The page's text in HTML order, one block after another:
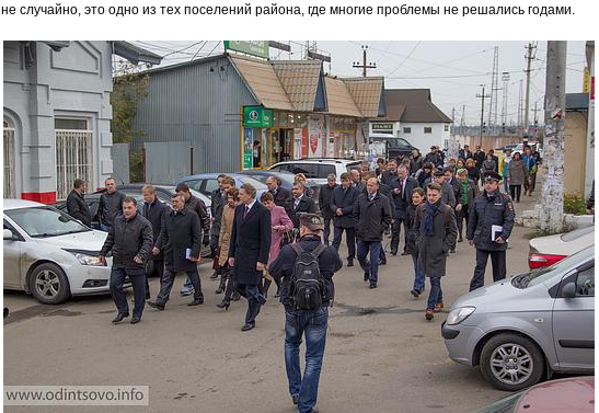
не случайно, это одно из тех поселений района, где многие проблемы не решались годами.